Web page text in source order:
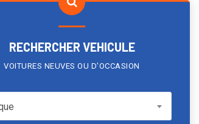
RECHERCHER VEHICULE
VOITURES NEUVES OU D'OCCASION